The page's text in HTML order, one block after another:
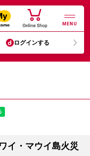
MENU
ログインする
イ・マウイ島火災